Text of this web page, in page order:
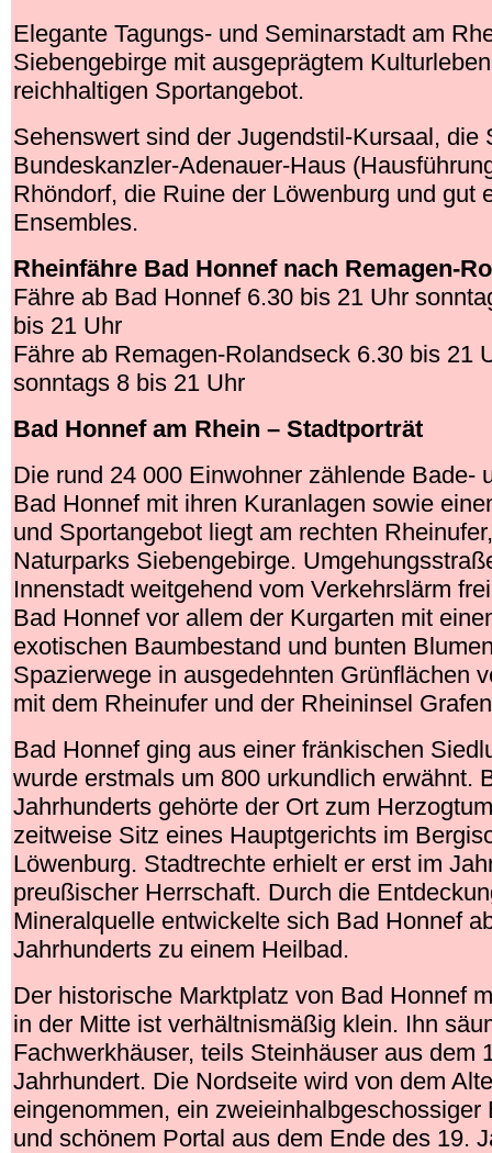
Elegante Tagungs- und Seminarstadt am
Siebengebirge mit ausgeprägtem
reichhaltigen Sportangebot.
Sehenswert sind der Jugendstil-Kursaal, die
Bundeskanzler-Adenauer-Haus
Rhöndorf, die Ruine der Löwenburg und gut
Ensembles.
Rheinfähre Bad Honnef nach Remagen-
Fähre ab Bad Honnef 6.30 bis 21 Uhr
bis 21 Uhr
Fähre ab Remagen-Rolandseck 6.30 bis 21
sonntags 8 bis 21 Uhr
Bad Honnef am Rhein – Stadtporträt
Die rund 24 000 Einwohner zählende Bade-
Bad Honnef mit ihren Kuranlagen sowie
und Sportangebot liegt am rechten
Naturparks Siebengebirge.
Innenstadt weitgehend vom Verkehrslärm
Bad Honnef vor allem der Kurgarten mit
exotischen Baumbestand und bunten
Spazierwege in ausgedehnten Grünflächen
mit dem Rheinufer und der Rheininsel
Bad Honnef ging aus einer fränkischen
wurde erstmals um 800 urkundlich erwähnt.
Jahrhunderts gehörte der Ort zum
zeitweise Sitz eines Hauptgerichts im
Löwenburg. Stadtrechte erhielt er erst im
preußischer Herrschaft. Durch die
Mineralquelle entwickelte sich Bad Honnef
Jahrhunderts zu einem Heilbad.
Der historische Marktplatz von Bad Honnef
in der Mitte ist verhältnismäßig klein. Ihn
Fachwerkhäuser, teils Steinhäuser aus dem
Jahrhundert. Die Nordseite wird von dem
eingenommen, ein zweieinhalbgeschossiger
und schönem Portal aus dem Ende des 19.